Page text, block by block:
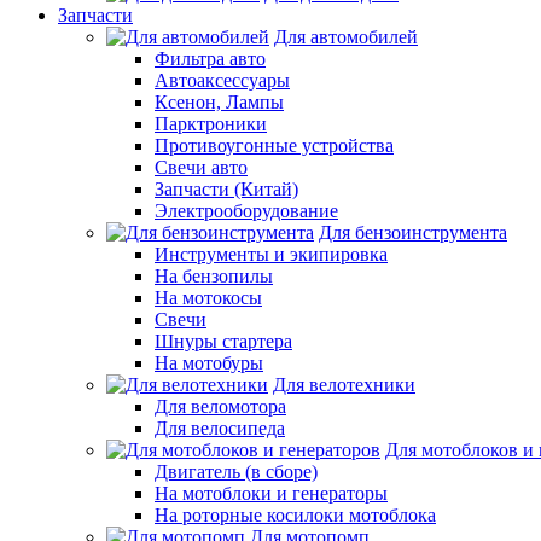
Запчасти
Для автомобилей
Фильтра авто
Автоаксессуары
Ксенон, Лампы
Парктроники
Противоугонные устройства
Свечи авто
Запчасти (Китай)
Электрооборудование
Для бензоинструмента
Инструменты и экипировка
На бензопилы
На мотокосы
Свечи
Шнуры стартера
На мотобуры
Для велотехники
Для веломотора
Для велосипеда
Для мотоблоков и
Двигатель (в сборе)
На мотоблоки и генераторы
На роторные косилоки мотоблока
Для мотопомп